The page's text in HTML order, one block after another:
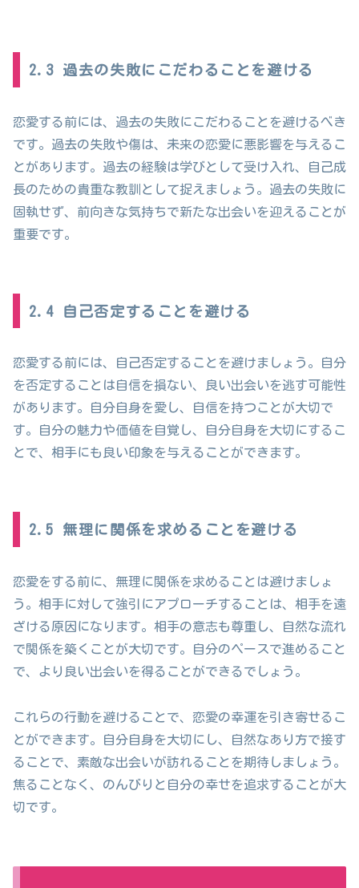
2.3 過去の失敗にこだわることを避ける
恋愛する前には、過去の失敗にこだわることを避けるべき
です。過去の失敗や傷は、未来の恋愛に悪影響を与えるこ
とがあります。過去の経験は学びとして受け入れ、自己成
長のための貴重な教訓として捉えましょう。過去の失敗に
固執せず、前向きな気持ちで新たな出会いを迎えることが
重要です。
2.4 自己否定することを避ける
恋愛する前には、自己否定することを避けましょう。自分
を否定することは自信を損ない、良い出会いを逃す可能性
があります。自分自身を愛し、自信を持つことが大切で
す。自分の魅力や価値を自覚し、自分自身を大切にするこ
とで、相手にも良い印象を与えることができます。
2.5 無理に関係を求めることを避ける
恋愛をする前に、無理に関係を求めることは避けましょ
う。相手に対して強引にアプローチすることは、相手を遠
ざける原因になります。相手の意志も尊重し、自然な流れ
で関係を築くことが大切です。自分のペースで進めること
で、より良い出会いを得ることができるでしょう。
これらの行動を避けることで、恋愛の幸運を引き寄せるこ
とができます。自分自身を大切にし、自然なあり方で接す
ることで、素敵な出会いが訪れることを期待しましょう。
焦ることなく、のんびりと自分の幸せを追求することが大
切です。